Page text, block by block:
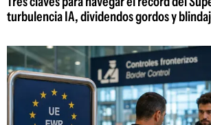
turbulencia IA, dividendos gordos y